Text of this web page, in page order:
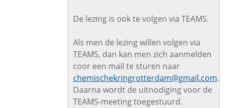
De lezing is ook te volgen via TEAMS.
Als men de lezing willen volgen via
TEAMS, dan kan men zich aanmelden
coor een mail te sturen naar
chemischekringrotterdam@gmail.com.
Daarna wordt de uitnodiging voor de
TEAMS-meeting toegestuurd.